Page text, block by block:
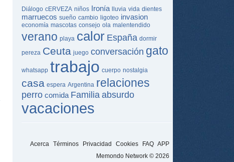
Diálogo cERVEZA niños Ironía lluvia vida dientes
marruecos sueño cambio ligoteo invasion
economía mascotas consejo ola malentendido
verano playa calor España dormir
pereza Ceuta juego conversación gato
whatsapp trabajo cuerpo nostalgia
casa espera Argentina relaciones
perro comida Familia absurdo
vacaciones
Acerca Términos Privacidad Cookies FAQ APP
Memondo Network © 2026